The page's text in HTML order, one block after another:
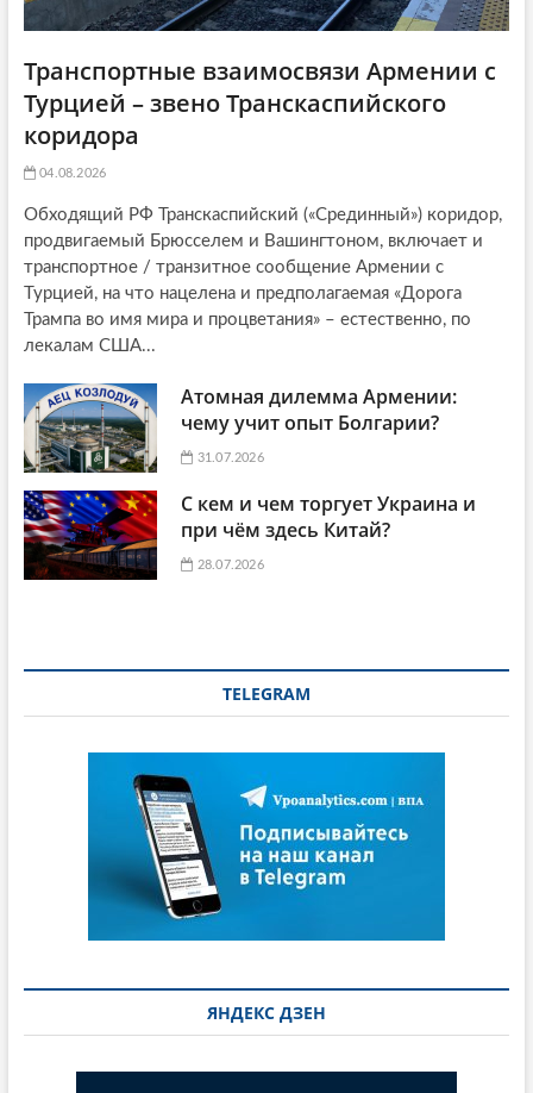
Транспортные взаимосвязи Армении с
Турцией – звено Транскаспийского
коридора
04.08.2026
Обходящий РФ Транскаспийский («Срединный») коридор,
продвигаемый Брюсселем и Вашингтоном, включает и
транспортное / транзитное сообщение Армении с
Турцией, на что нацелена и предполагаемая «Дорога
Трампа во имя мира и процветания» – естественно, по
лекалам США...
Атомная дилемма Армении:
чему учит опыт Болгарии?
31.07.2026
С кем и чем торгует Украина и
при чём здесь Китай?
28.07.2026
TELEGRAM
ЯНДЕКС ДЗЕН